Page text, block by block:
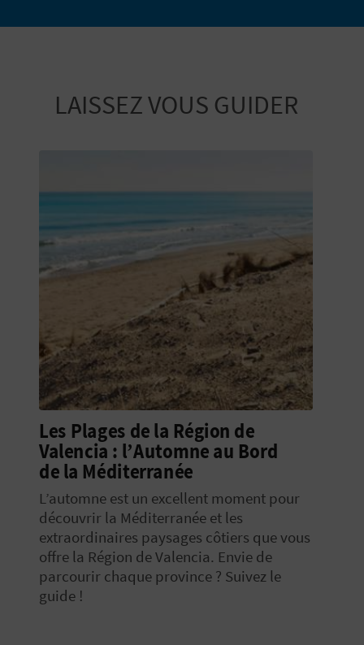
LAISSEZ VOUS GUIDER
Les Plages de la Région de
Valencia : l’Automne au Bord
de la Méditerranée
L’automne est un excellent moment pour
découvrir la Méditerranée et les
extraordinaires paysages côtiers que vous
offre la Région de Valencia. Envie de
parcourir chaque province ? Suivez le
guide !